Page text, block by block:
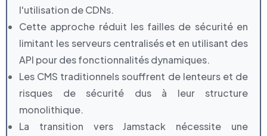
l'utilisation de CDNs.
Cette approche réduit les failles de sécurité en
limitant les serveurs centralisés et en utilisant des
API pour des fonctionnalités dynamiques.
Les CMS traditionnels souffrent de lenteurs et de
risques de sécurité dus à leur structure
monolithique.
La transition vers Jamstack nécessite une